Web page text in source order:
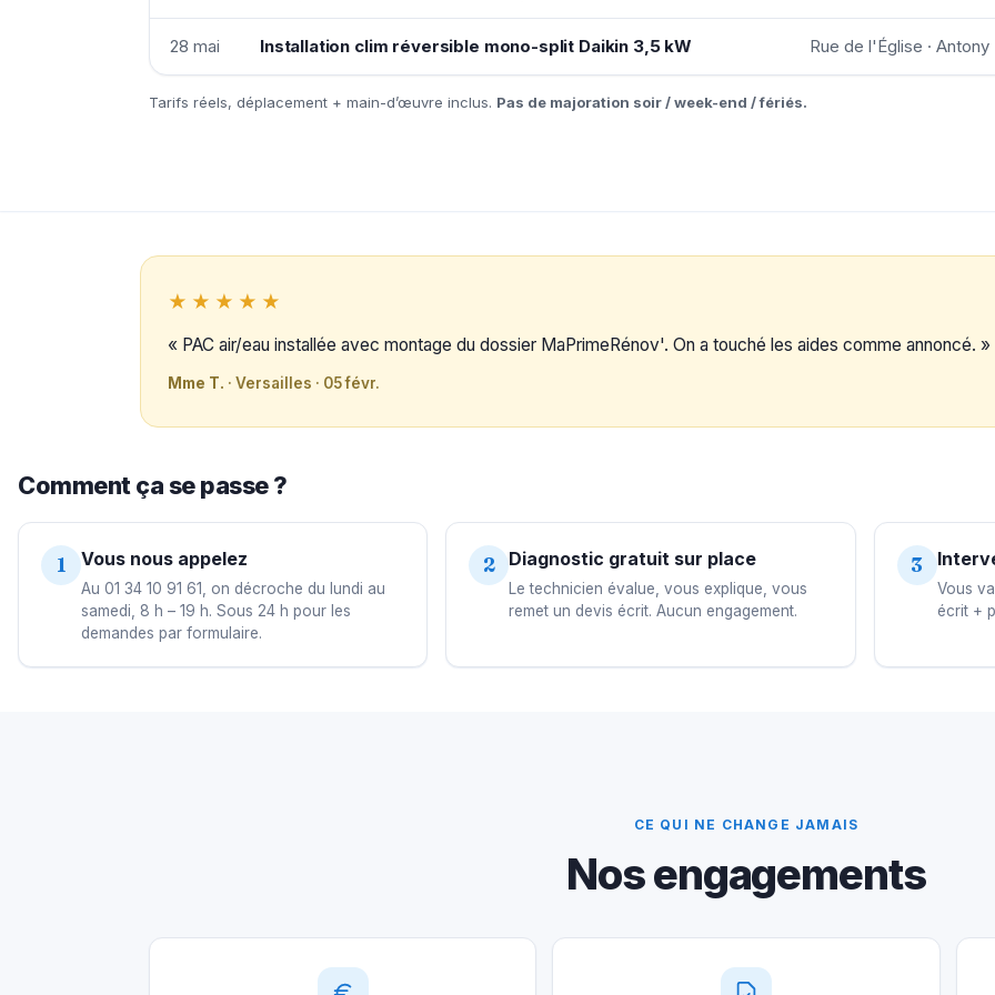
28 mai Installation clim réversible mono-split Daikin 3,5 kW Rue de l'Église · Antony
Tarifs réels, déplacement + main-d’œuvre inclus. Pas de majoration soir / week-end / fériés.
★★★★★
« PAC air/eau installée avec montage du dossier MaPrimeRénov'. On a touché les aides comme annoncé. »
Mme T. · Versailles · 05 févr.
Comment ça se passe ?
1 Vous nous appelez
Au 01 34 10 91 61, on décroche du lundi au
samedi, 8 h – 19 h. Sous 24 h pour les
demandes par formulaire.
2 Diagnostic gratuit sur place
Le technicien évalue, vous explique, vous
remet un devis écrit. Aucun engagement.
3
Vous
écrit +
CE QUI NE CHANGE JAMAIS
Nos engagements